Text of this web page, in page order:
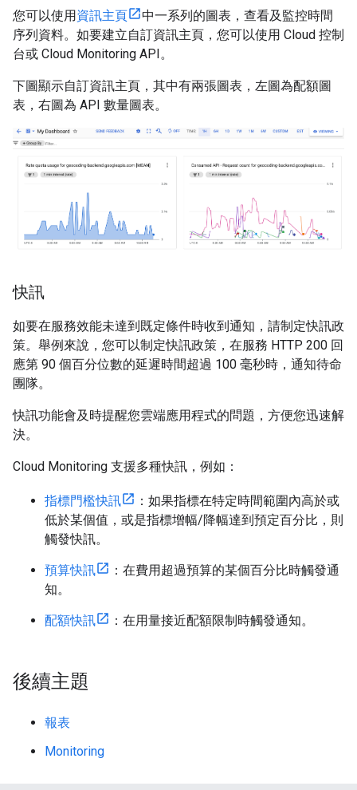
您可以使用資訊主頁
中一系列的圖表，查看及監控時間
序列資料。如要建立自訂資訊主頁，您可以使用 Cloud 控制
台或 Cloud Monitoring API。
下圖顯示自訂資訊主頁，其中有兩張圖表，左圖為配額圖
表，右圖為 API 數量圖表。
快訊
如要在服務效能未達到既定條件時收到通知，請制定快訊政
策。舉例來說，您可以制定快訊政策，在服務 HTTP 200 回
應第 90 個百分位數的延遲時間超過 100 毫秒時，通知待命
團隊。
快訊功能會及時提醒您雲端應用程式的問題，方便您迅速解
決。
Cloud Monitoring 支援多種快訊，例如：
指標門檻快訊
：如果指標在特定時間範圍內高於或
低於某個值，或是指標增幅/降幅達到預定百分比，則
觸發快訊。
預算快訊
：在費用超過預算的某個百分比時觸發通
知。
配額快訊 ：在用量接近配額限制時觸發通知。
後續主題
報表
Monitoring